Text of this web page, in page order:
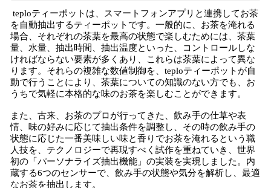
teploティーポットは、スマートフォンアプリと連携してお茶
を自動抽出するティーポットです。一般的に、お茶を淹れる
場合、それぞれの茶葉を最高の状態で楽しむためには、茶葉
量、水量、抽出時間、抽出温度といった、コントロールしな
ければならない要素が多くあり、これらは茶葉によって異な
ります。それらの複雑な数値制御を、teploティーポットが自
動で行うことにより、茶葉についての知識のない方でも、お
うちで気軽に本格的な味のお茶を楽しむことができます。
また、古来、お茶のプロが行ってきた、飲み手の仕草や表
情、味の好みに応じて抽出条件を調整し、その時の飲み手の
状態に応じた一番美味しい味と香りでお茶を淹れるという職
人技を、テクノロジーで再現すべく試作を重ねていき、世界
初の「パーソナライズ抽出機能」の実装を実現しました。内
蔵する6つのセンサーで、飲み手の状態や気分を解析し、最適
なお茶を抽出します。